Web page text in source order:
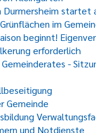
Durmersheim
im
beginnt!
erforderlich
-
Gemeinde
und Notdienste